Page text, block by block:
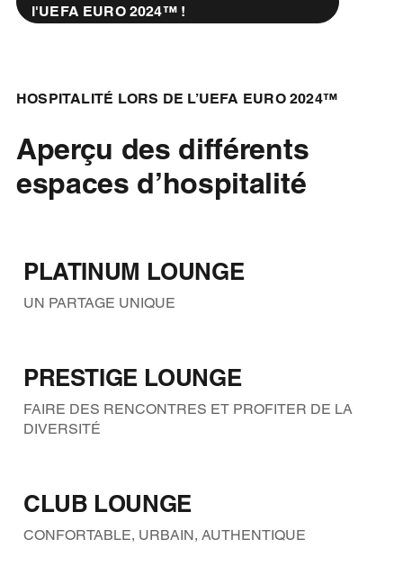
l'UEFA EURO 2024™ !
HOSPITALITÉ LORS DE L’UEFA EURO 2024™
Aperçu des différents
espaces d’hospitalité
PLATINUM LOUNGE
UN PARTAGE UNIQUE
PRESTIGE LOUNGE
FAIRE DES RENCONTRES ET PROFITER DE LA
DIVERSITÉ
CLUB LOUNGE
CONFORTABLE, URBAIN, AUTHENTIQUE